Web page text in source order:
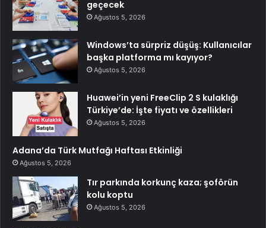
geçecek
Ağustos 5, 2026
Windows’ta sürpriz düşüş: Kullanıcılar
başka platforma mı kayıyor?
Ağustos 5, 2026
Huawei’in yeni FreeClip 2 S kulaklığı
Türkiye’de: İşte fiyatı ve özellikleri
Ağustos 5, 2026
Adana’da Türk Mutfağı Haftası Etkinliği
Ağustos 5, 2026
Tır parkında korkunç kaza; şoförün
kolu koptu
Ağustos 5, 2026